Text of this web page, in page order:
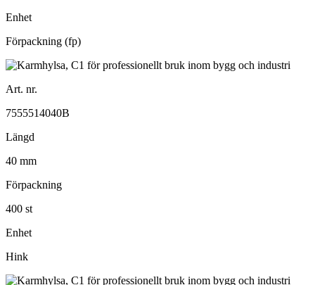
Enhet
Förpackning (fp)
Art. nr.
7555514040B
Längd
40 mm
Förpackning
400 st
Enhet
Hink